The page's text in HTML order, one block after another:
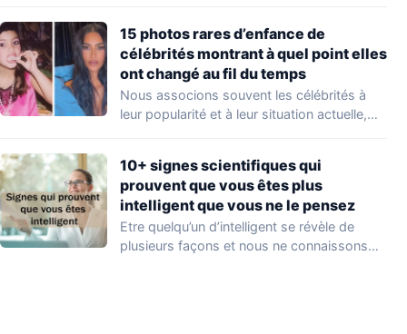
15 photos rares d’enfance de
célébrités montrant à quel point elles
ont changé au fil du temps
Nous associons souvent les célébrités à
leur popularité et à leur situation actuelle,
10+ signes scientifiques qui
prouvent que vous êtes plus
intelligent que vous ne le pensez
Etre quelqu’un d’intelligent se révèle de
plusieurs façons et nous ne connaissons